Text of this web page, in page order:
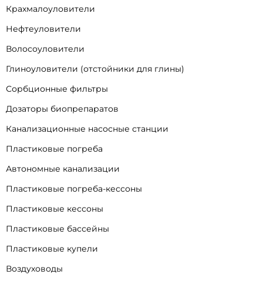
Крахмалоуловители
Нефтеуловители
Волосоуловители
Глиноуловители (отстойники для глины)
Сорбционные фильтры
Дозаторы биопрепаратов
Канализационные насосные станции
Пластиковые погреба
Автономные канализации
Пластиковые погреба-кессоны
Пластиковые кессоны
Пластиковые бассейны
Пластиковые купели
Воздуховоды